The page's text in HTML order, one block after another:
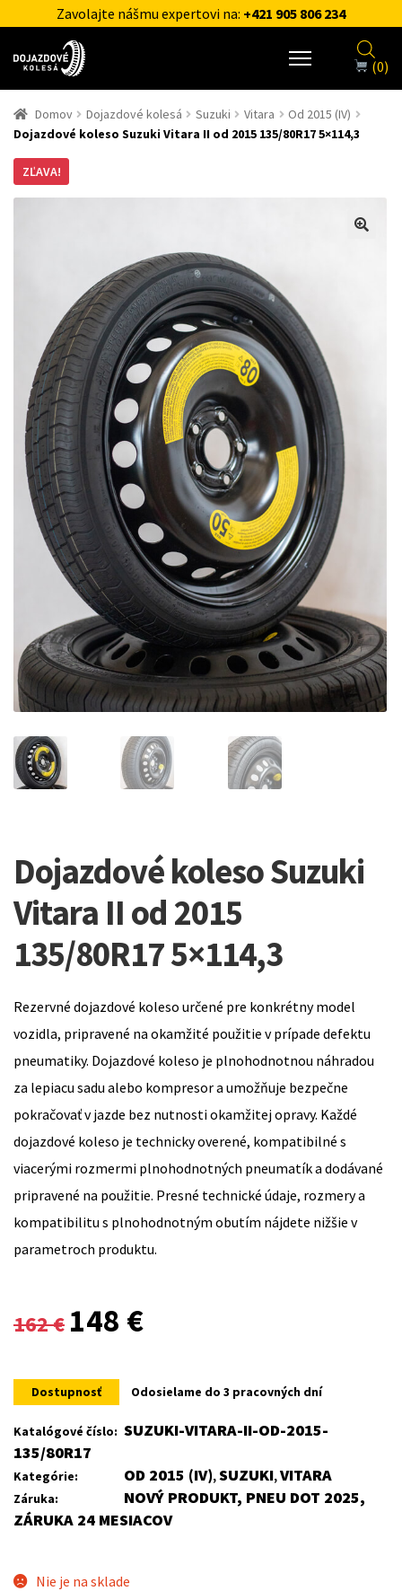
Zavolajte nášmu expertovi na: +421 905 806 234
(0)
Domov Dojazdové kolesá Suzuki Vitara
Od 2015 (IV)
Dojazdové koleso Suzuki Vitara II od 2015 135/80R17 5×114,3
ZĽAVA!
Dojazdové koleso Suzuki
Vitara II od 2015
135/80R17 5×114,3
Rezervné dojazdové koleso určené pre konkrétny model
vozidla, pripravené na okamžité použitie v prípade defektu
pneumatiky. Dojazdové koleso je plnohodnotnou náhradou
za lepiacu sadu alebo kompresor a umožňuje bezpečne
pokračovať v jazde bez nutnosti okamžitej opravy. Každé
dojazdové koleso je technicky overené, kompatibilné s
viacerými rozmermi plnohodnotných pneumatík a dodávané
pripravené na použitie. Presné technické údaje, rozmery a
kompatibilitu s plnohodnotným obutím nájdete nižšie v
parametroch produktu.
162€
Original
was:
162 €.
148 €
is:
148 €.
Dostupnosť Odosielame do 3 pracovných dní
Katalógové číslo: SUZUKI-VITARA-II-OD-2015-
135/80R17
Kategórie: OD 2015 (IV),SUZUKI,VITARA
Záruka:
NOVÝ PRODUKT, PNEU DOT 2025,
ZÁRUKA 24 MESIACOV
Nie je na sklade